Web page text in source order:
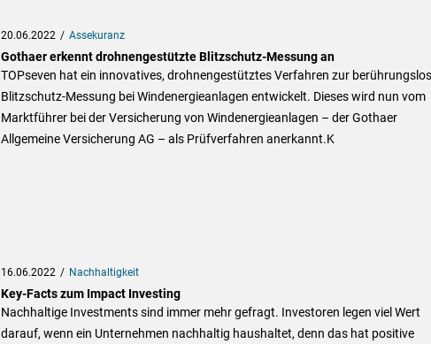
20.06.2022 Assekuranz
Gothaer erkennt drohnengestützte Blitzschutz-Messung an
TOPseven hat ein innovatives, drohnengestütztes Verfahren zur
Blitzschutz-Messung bei Windenergieanlagen entwickelt. Dieses wird nun vom
Marktführer bei der Versicherung von Windenergieanlagen – der Gothaer
Allgemeine Versicherung AG – als Prüfverfahren anerkannt.K
16.06.2022 Nachhaltigkeit
Key-Facts zum Impact Investing
Nachhaltige Investments sind immer mehr gefragt. Investoren legen viel Wert
darauf, wenn ein Unternehmen nachhaltig haushaltet, denn das hat positive